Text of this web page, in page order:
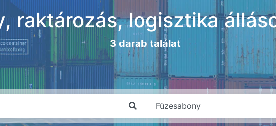
raktározás, logisztika
3 darab találat